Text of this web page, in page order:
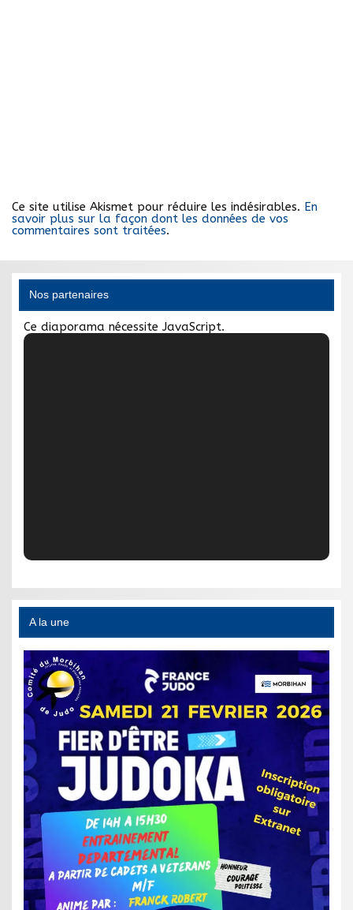
Ce site utilise Akismet pour réduire les indésirables. En
savoir plus sur la façon dont les données de vos
commentaires sont traitées.
Nos partenaires
Ce diaporama nécessite JavaScript.
A la une